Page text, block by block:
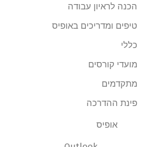
הכנה לראיון עבודה
טיפים ומדריכים באופיס
כללי
מועדי קורסים
מתקדמים
פינת ההדרכה
אופיס